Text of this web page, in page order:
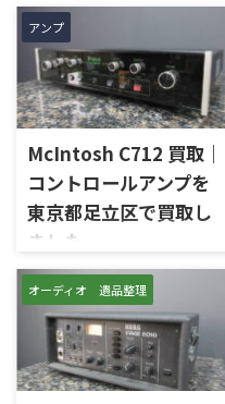
た
高知県土佐市で、遺品整理に伴
いMcIntoshのステレオパワー
アンプ「MC252」を出張買取さ
せていただきました。今回の
お品物は、ご家族様より「大
切に使われていたオーディオ機
器なので、価値を分かるところ
に見てほしい」とご相談いた
だいたものです。 McIntosh
MC252は、250W×2chの出力
を備えた2チャンネルパワーア
ンプで、同社らしいブルーのパ
ワーメーター、ガラスフロント
パネル、Autoformer、Power
Guard、Sentry Monitorなどを
備えたモデルです。査定では、
アンプ
McIntosh C712 買取｜
コントロールアンプを
東京都足立区で買取し
ました
東京都足立区で、McIntoshの
コントロールアンプ「C712」
を出張買取させていただきま
した。今回のお品物は、
McIntoshらしいガラスパネル
デザインとリモート操作機能
オーディオ 遺品整理